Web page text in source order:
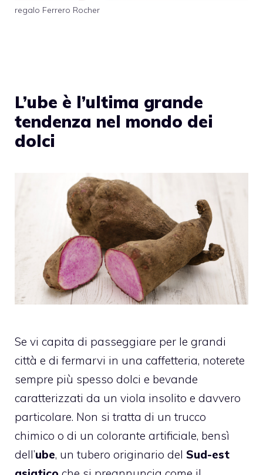
regalo Ferrero Rocher
L’ube è l’ultima grande
tendenza nel mondo dei
dolci
Se vi capita di passeggiare per le grandi
città e di fermarvi in una caffetteria, noterete
sempre più spesso dolci e bevande
caratterizzati da un viola insolito e davvero
particolare. Non si tratta di un trucco
chimico o di un colorante artificiale, bensì
dell’ube, un tubero originario del Sud-est